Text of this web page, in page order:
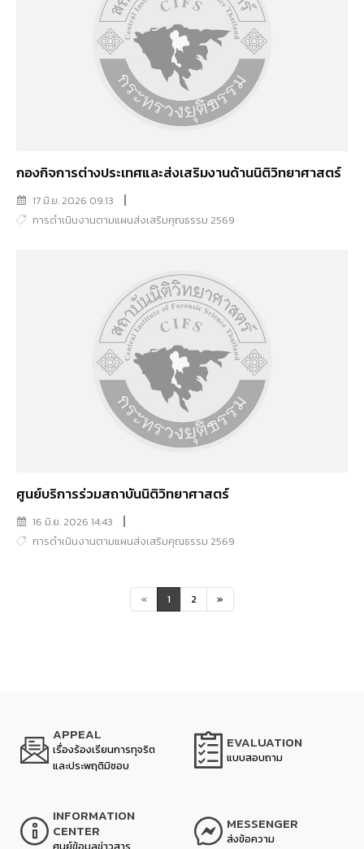
กองกิจการต่างประเทศและส่งเสริมงานด้านนิติวิทยาศาสตร์
17 มิ.ย. 2026 09:13
การดำเนินงานตามแผนส่งเสริมคุณธรรม 2569
ศูนย์บริการร่วมสถาบันนิติวิทยาศาสตร์
16 มิ.ย. 2026 14:43
การดำเนินงานตามแผนส่งเสริมคุณธรรม 2569
« 1 2 »
APPEAL
เรื่องร้องเรียนการทุจริต
และประพฤติมิชอบ
EVALUATION
แบบสอบถาม
INFORMATION
CENTER
MESSENGER
ส่งข้อความ